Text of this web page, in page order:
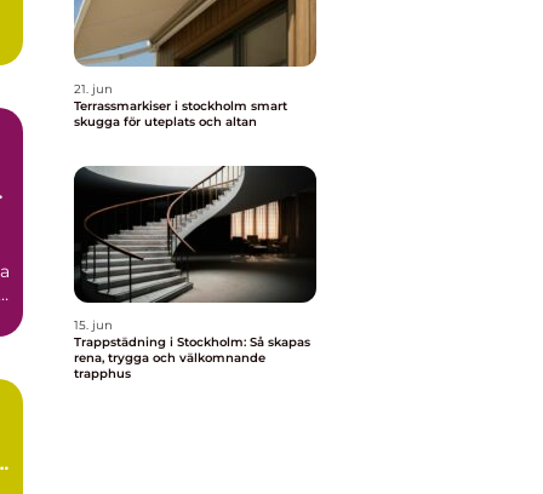
21. jun
Terrassmarkiser i stockholm smart
skugga för uteplats och altan
15. jun
Trappstädning i Stockholm: Så skapas
rena, trygga och välkomnande
trapphus